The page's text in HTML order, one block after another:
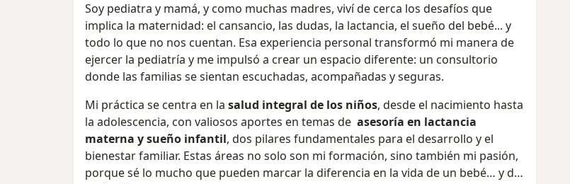
Soy pediatra y mamá, y como muchas madres, viví de cerca los desafíos que
implica la maternidad: el cansancio, las dudas, la lactancia, el sueño del bebé... y
todo lo que no nos cuentan. Esa experiencia personal transformó mi manera de
ejercer la pediatría y me impulsó a crear un espacio diferente: un consultorio
donde las familias se sientan escuchadas, acompañadas y seguras.
Mi práctica se centra en la salud integral de los niños, desde el nacimiento hasta
la adolescencia, con valiosos aportes en temas de asesoría en lactancia
materna y sueño infantil, dos pilares fundamentales para el desarrollo y el
bienestar familiar. Estas áreas no solo son mi formación, sino también mi pasión,
porque sé lo mucho que pueden marcar la diferencia en la vida de un bebé… y de